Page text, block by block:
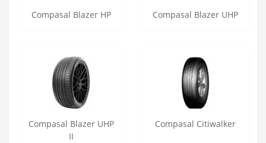
Compasal Blazer HP Compasal Blazer UHP
Compasal Blazer UHP
II
Compasal Citiwalker